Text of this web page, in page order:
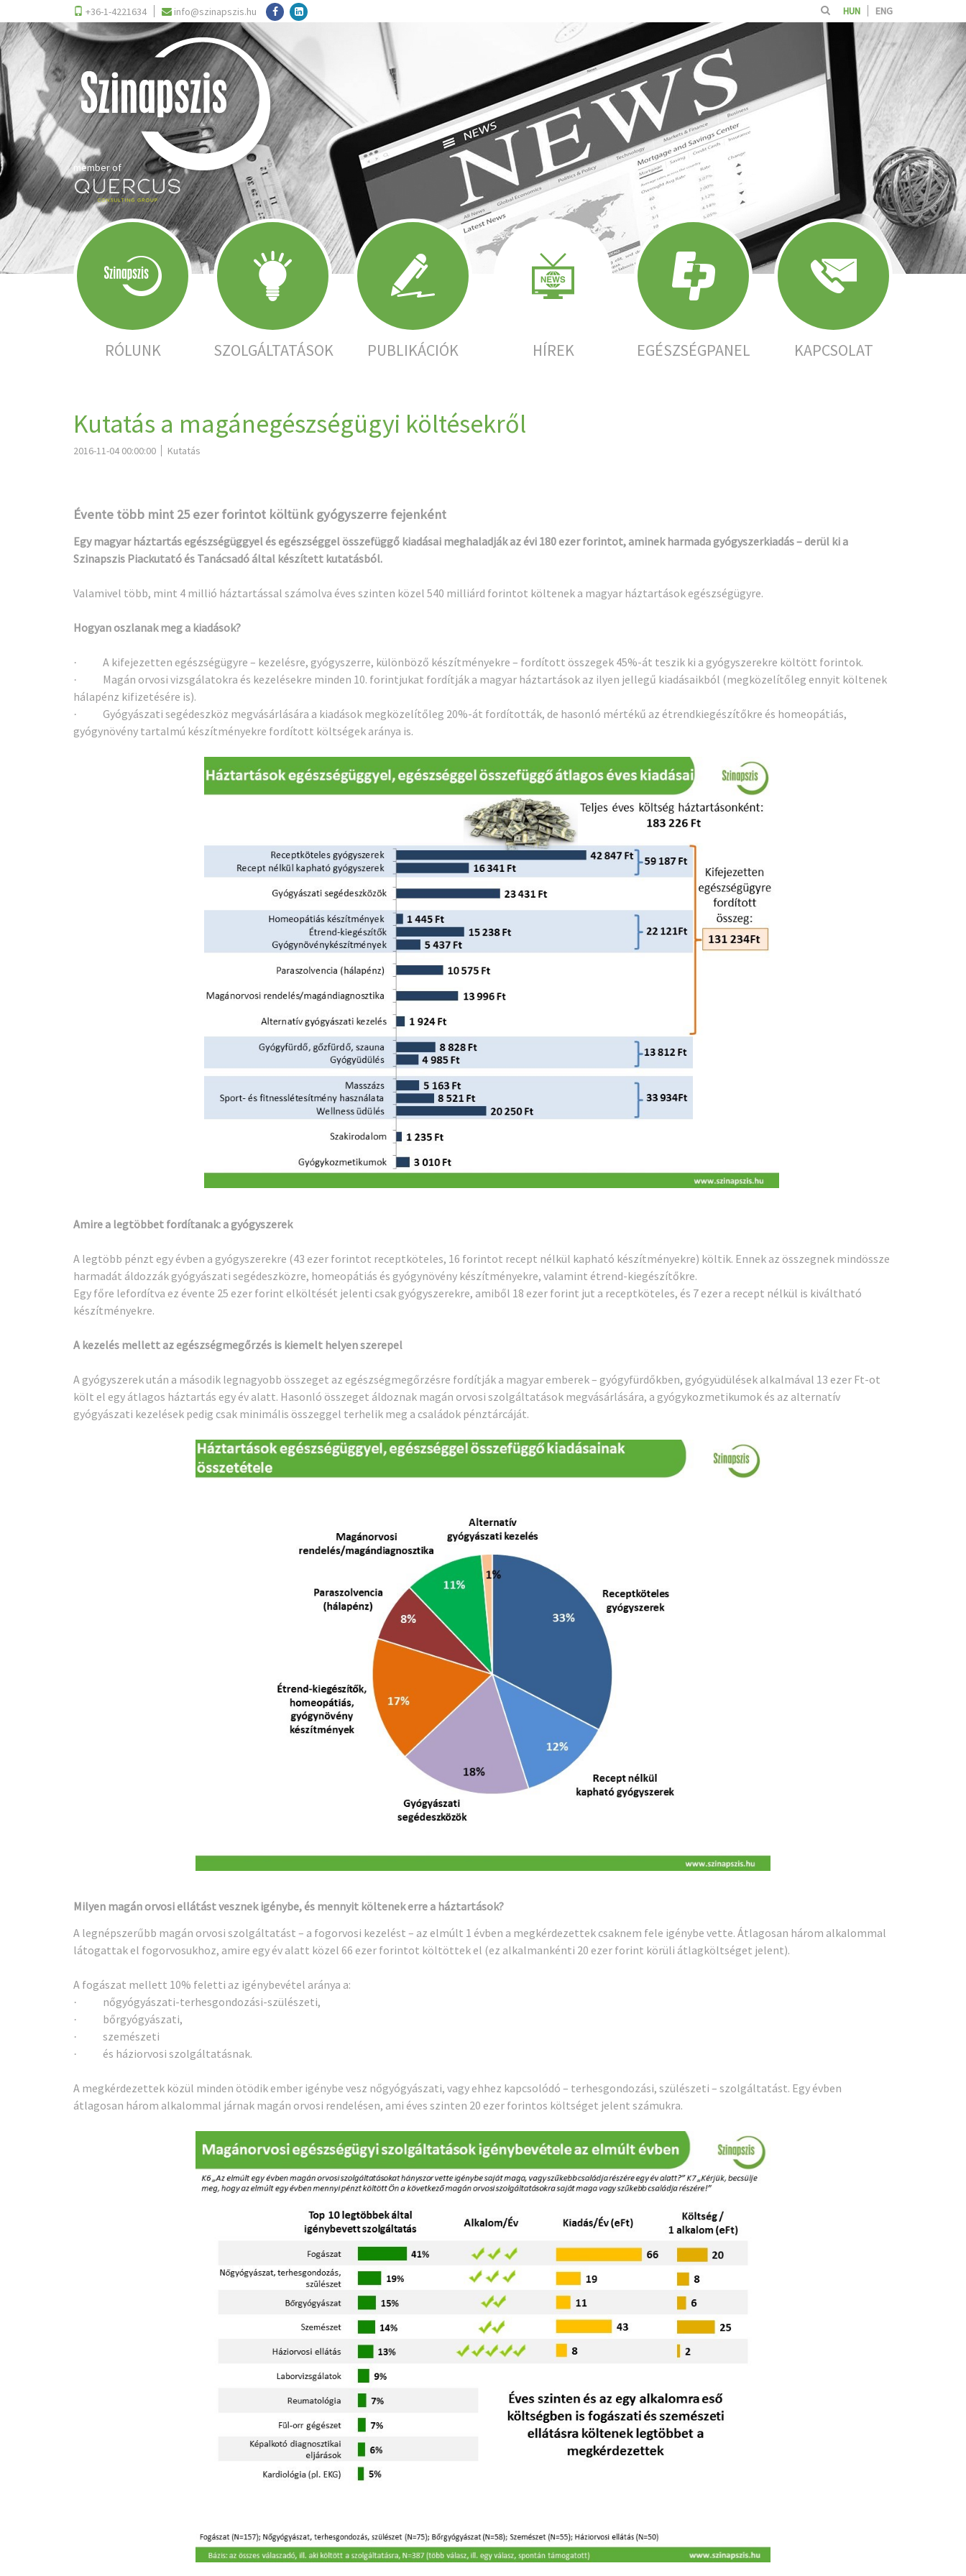
+36-1-4221634 info@szinapszis.hu HUN ENG
member of
RÓLUNK SZOLGÁLTATÁSOK PUBLIKÁCIÓK HÍREK EGÉSZSÉGPANEL KAPCSOLAT
Kutatás a magánegészségügyi költésekről
2016-11-04 00:00:00 Kutatás
Évente több mint 25 ezer forintot költünk gyógyszerre fejenként
Egy magyar háztartás egészségüggyel és egészséggel összefüggő kiadásai meghaladják az évi 180 ezer forintot, aminek harmada gyógyszerkiadás – derül ki a
Szinapszis Piackutató és Tanácsadó által készített kutatásból.
Valamivel több, mint 4 millió háztartással számolva éves szinten közel 540 milliárd forintot költenek a magyar háztartások egészségügyre.
Hogyan oszlanak meg a kiadások?
· A kifejezetten egészségügyre – kezelésre, gyógyszerre, különböző készítményekre – fordított összegek 45%-át teszik ki a gyógyszerekre költött forintok.
· Magán orvosi vizsgálatokra és kezelésekre minden 10. forintjukat fordítják a magyar háztartások az ilyen jellegű kiadásaikból (megközelítőleg ennyit költenek
hálapénz kifizetésére is).
· Gyógyászati segédeszköz megvásárlására a kiadások megközelítőleg 20%-át fordították, de hasonló mértékű az étrendkiegészítőkre és homeopátiás,
gyógynövény tartalmú készítményekre fordított költségek aránya is.
Amire a legtöbbet fordítanak: a gyógyszerek
A legtöbb pénzt egy évben a gyógyszerekre (43 ezer forintot receptköteles, 16 forintot recept nélkül kapható készítményekre) költik. Ennek az összegnek mindössze
harmadát áldozzák gyógyászati segédeszközre, homeopátiás és gyógynövény készítményekre, valamint étrend-kiegészítőkre.
Egy főre lefordítva ez évente 25 ezer forint elköltését jelenti csak gyógyszerekre, amiből 18 ezer forint jut a receptköteles, és 7 ezer a recept nélkül is kiváltható
készítményekre.
A kezelés mellett az egészségmegőrzés is kiemelt helyen szerepel
A gyógyszerek után a második legnagyobb összeget az egészségmegőrzésre fordítják a magyar emberek – gyógyfürdőkben, gyógyüdülések alkalmával 13 ezer Ft-ot
költ el egy átlagos háztartás egy év alatt. Hasonló összeget áldoznak magán orvosi szolgáltatások megvásárlására, a gyógykozmetikumok és az alternatív
gyógyászati kezelések pedig csak minimális összeggel terhelik meg a családok pénztárcáját.
Milyen magán orvosi ellátást vesznek igénybe, és mennyit költenek erre a háztartások?
A legnépszerűbb magán orvosi szolgáltatást – a fogorvosi kezelést – az elmúlt 1 évben a megkérdezettek csaknem fele igénybe vette. Átlagosan három alkalommal
látogattak el fogorvosukhoz, amire egy év alatt közel 66 ezer forintot költöttek el (ez alkalmankénti 20 ezer forint körüli átlagköltséget jelent).
A fogászat mellett 10% feletti az igénybevétel aránya a:
· nőgyógyászati-terhesgondozási-szülészeti,
· bőrgyógyászati,
· szemészeti
· és háziorvosi szolgáltatásnak.
A megkérdezettek közül minden ötödik ember igénybe vesz nőgyógyászati, vagy ehhez kapcsolódó – terhesgondozási, szülészeti – szolgáltatást. Egy évben
átlagosan három alkalommal járnak magán orvosi rendelésen, ami éves szinten 20 ezer forintos költséget jelent számukra.